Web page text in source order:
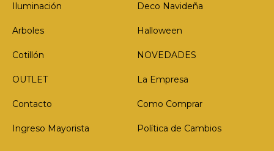
Iluminación
Deco Navideña
Arboles Halloween
Cotillón NOVEDADES
OUTLET La Empresa
Contacto Como Comprar
Ingreso Mayorista Política de Cambios